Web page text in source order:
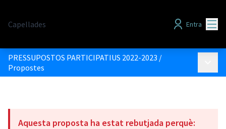
Capellades Entra
PRESSUPOSTOS PARTICIPATIUS 2022-2023 /
Propostes
Aquesta proposta ha estat rebutjada perquè: